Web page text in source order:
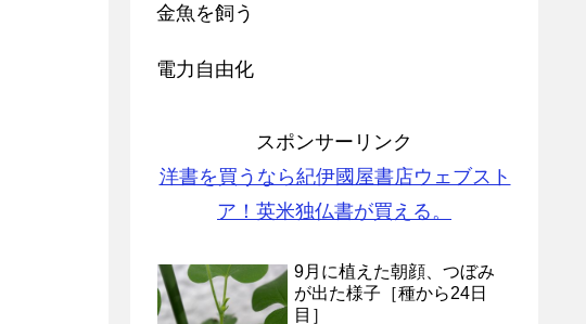
金魚を飼う
電力自由化
スポンサーリンク
洋書を買うなら紀伊國屋書店ウェブスト
ア！英米独仏書が買える。
9月に植えた朝顔、つぼみ
が出た様子［種から24日
目］